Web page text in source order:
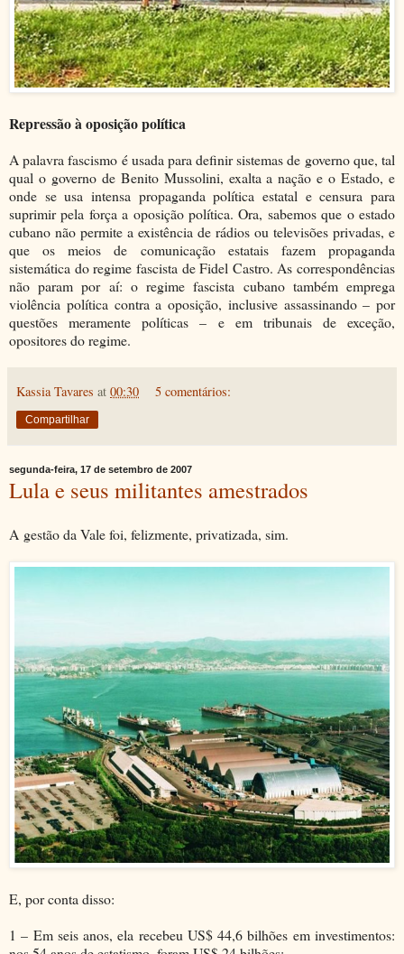
Repressão à oposição política
A palavra fascismo é usada para definir sistemas de governo que, tal
qual o governo de Benito Mussolini, exalta a nação e o Estado, e
onde se usa intensa propaganda política estatal e censura para
suprimir pela força a oposição política. Ora, sabemos que o estado
cubano não permite a existência de rádios ou televisões privadas, e
que os meios de comunicação estatais fazem propaganda
sistemática do regime fascista de Fidel Castro. As correspondências
não param por aí: o regime fascista cubano também emprega
violência política contra a oposição, inclusive assassinando – por
questões meramente políticas – e em tribunais de exceção,
opositores do regime.
Kassia Tavares at 00:30 5 comentários:
Compartilhar
segunda-feira, 17 de setembro de 2007
Lula e seus militantes amestrados
A gestão da Vale foi, felizmente, privatizada, sim.
E, por conta disso:
1 – Em seis anos, ela recebeu US$ 44,6 bilhões em investimentos: